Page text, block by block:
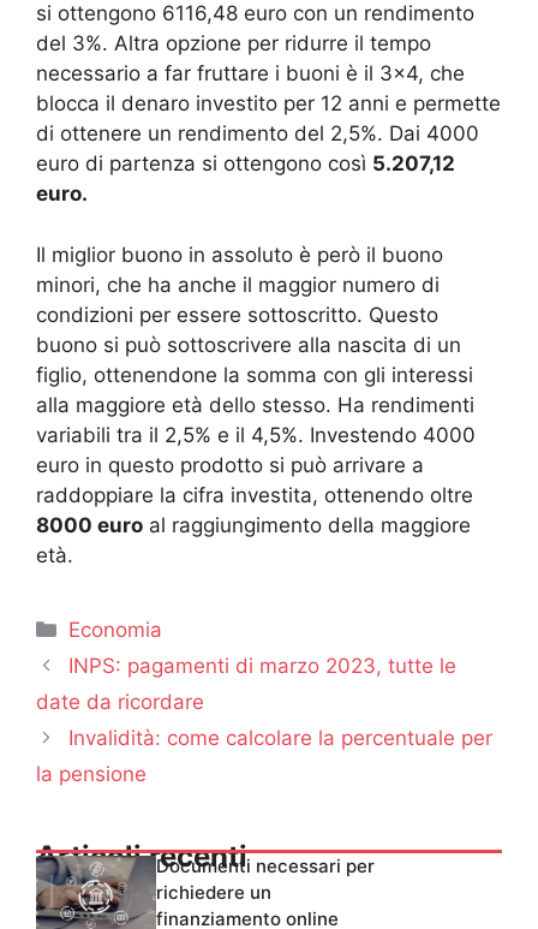
si ottengono 6116,48 euro con un rendimento
del 3%. Altra opzione per ridurre il tempo
necessario a far fruttare i buoni è il 3×4, che
blocca il denaro investito per 12 anni e permette
di ottenere un rendimento del 2,5%. Dai 4000
euro di partenza si ottengono così 5.207,12
euro.
Il miglior buono in assoluto è però il buono
minori, che ha anche il maggior numero di
condizioni per essere sottoscritto. Questo
buono si può sottoscrivere alla nascita di un
figlio, ottenendone la somma con gli interessi
alla maggiore età dello stesso. Ha rendimenti
variabili tra il 2,5% e il 4,5%. Investendo 4000
euro in questo prodotto si può arrivare a
raddoppiare la cifra investita, ottenendo oltre
8000 euro al raggiungimento della maggiore
età.
Categorie
Economia
INPS: pagamenti di marzo 2023, tutte le
date da ricordare
Invalidità: come calcolare la percentuale per
la pensione
Articoli recentiDocumenti necessari per
richiedere un
finanziamento online